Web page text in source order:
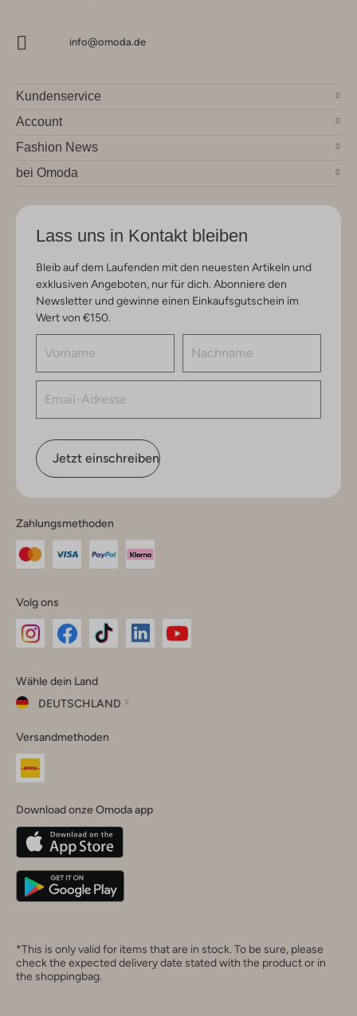
info@omoda.de
Kundenservice
Account
Fashion News
bei Omoda
Lass uns in Kontakt bleiben
Bleib auf dem Laufenden mit den neuesten Artikeln und
exklusiven Angeboten, nur für dich. Abonniere den
Newsletter und gewinne einen Einkaufsgutschein im
Wert von €150.
Jetzt einschreiben
Zahlungsmethoden
Volg ons
Instagram
Facebook
TikTok
Wähle dein Land
DEUTSCHLAND
dein
Land
Belgique(Français)
Deutschland
Versandmethoden
Download onze Omoda app
*This is only valid for items that are in stock. To be sure, please
check the expected delivery date stated with the product or in
the shoppingbag.